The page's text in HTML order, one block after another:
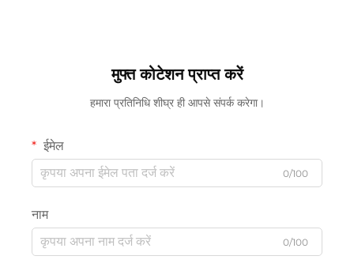
मुफ्त कोटेशन प्राप्त करें
हमारा प्रतिनिधि शीघ्र ही आपसे संपर्क करेगा।
ईमेल
0/100
नाम
0/100